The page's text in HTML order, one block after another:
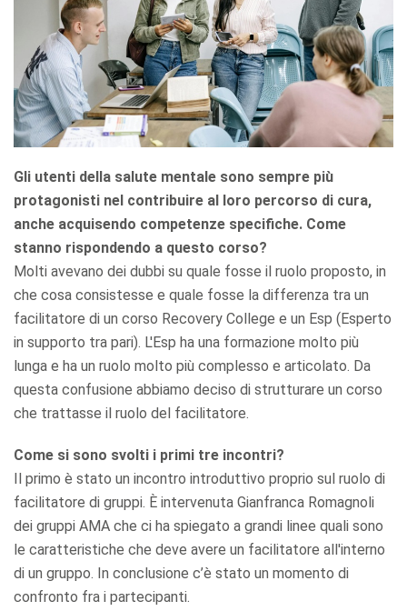
Gli utenti della salute mentale sono sempre più
protagonisti nel contribuire al loro percorso di cura,
anche acquisendo competenze specifiche. Come
stanno rispondendo a questo corso?
Molti avevano dei dubbi su quale fosse il ruolo proposto, in
che cosa consistesse e quale fosse la differenza tra un
facilitatore di un corso Recovery College e un Esp (Esperto
in supporto tra pari). L'Esp ha una formazione molto più
lunga e ha un ruolo molto più complesso e articolato. Da
questa confusione abbiamo deciso di strutturare un corso
che trattasse il ruolo del facilitatore.
Come si sono svolti i primi tre incontri?
Il primo è stato un incontro introduttivo proprio sul ruolo di
facilitatore di gruppi. È intervenuta Gianfranca Romagnoli
dei gruppi AMA che ci ha spiegato a grandi linee quali sono
le caratteristiche che deve avere un facilitatore all'interno
di un gruppo. In conclusione c’è stato un momento di
confronto fra i partecipanti.